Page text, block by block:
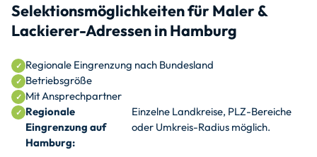
Selektionsmöglichkeiten für Maler &
Lackierer-Adressen in Hamburg
Regionale Eingrenzung nach Bundesland
Betriebsgröße
Mit Ansprechpartner
Regionale
Eingrenzung auf
Hamburg:
Einzelne Landkreise, PLZ-Bereiche
oder Umkreis-Radius möglich.